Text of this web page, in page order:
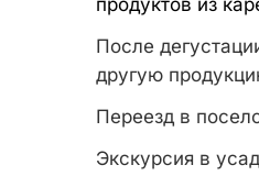
продуктов из
После
другую
Переезд в
Экскурсия в